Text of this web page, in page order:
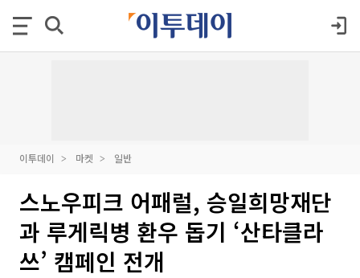
이투데이 마켓 일반
스노우피크 어패럴, 승일희망재단
과 루게릭병 환우 돕기 ‘산타클라
쓰’ 캠페인 전개